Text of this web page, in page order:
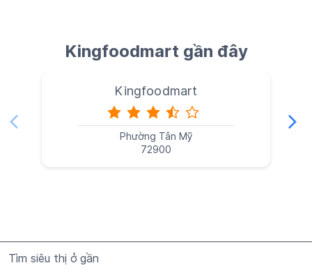
Kingfoodmart gần đây
Kingfoodmart
Phường Tân Mỹ
72900
Tìm siêu thị ở gần